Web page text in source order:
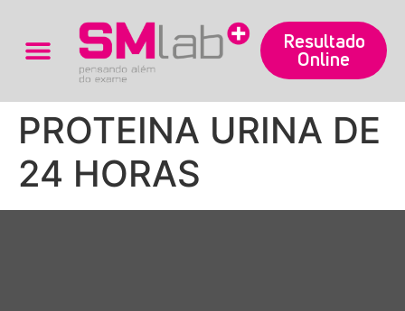
Resultado
Online
PROTEINA URINA DE
24 HORAS